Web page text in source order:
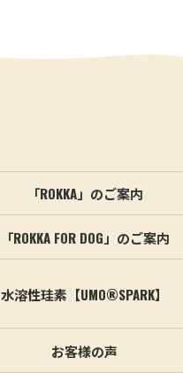
「ROKKA」のご案内
「ROKKA FOR DOG」のご案内
水溶性珪素【UMO®SPARK】
お客様の声